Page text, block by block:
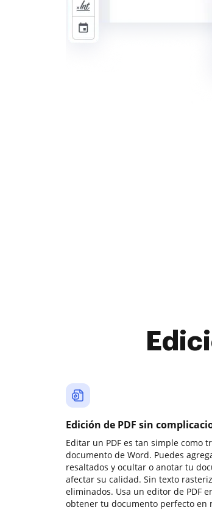
Edición de PDF sin
Editar un PDF es tan simple como
documento de Word. Puedes
resaltados y ocultar o anotar tu
afectar su calidad. Sin texto
eliminados. Usa un editor de PDF
obtener tu documento perfecto en